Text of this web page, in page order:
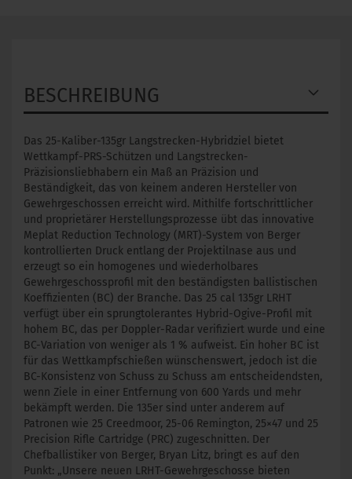
BESCHREIBUNG
Das 25-Kaliber-135gr Langstrecken-Hybridziel bietet
Wettkampf-PRS-Schützen und Langstrecken-
Präzisionsliebhabern ein Maß an Präzision und
Beständigkeit, das von keinem anderen Hersteller von
Gewehrgeschossen erreicht wird. Mithilfe fortschrittlicher
und proprietärer Herstellungsprozesse übt das innovative
Meplat Reduction Technology (MRT)-System von Berger
kontrollierten Druck entlang der Projektilnase aus und
erzeugt so ein homogenes und wiederholbares
Gewehrgeschossprofil mit den beständigsten ballistischen
Koeffizienten (BC) der Branche. Das 25 cal 135gr LRHT
verfügt über ein sprungtolerantes Hybrid-Ogive-Profil mit
hohem BC, das per Doppler-Radar verifiziert wurde und eine
BC-Variation von weniger als 1 % aufweist. Ein hoher BC ist
für das Wettkampfschießen wünschenswert, jedoch ist die
BC-Konsistenz von Schuss zu Schuss am entscheidendsten,
wenn Ziele in einer Entfernung von 600 Yards und mehr
bekämpft werden. Die 135er sind unter anderem auf
Patronen wie 25 Creedmoor, 25-06 Remington, 25×47 und 25
Precision Rifle Cartridge (PRC) zugeschnitten. Der
Chefballistiker von Berger, Bryan Litz, bringt es auf den
Punkt: „Unsere neuen LRHT-Gewehrgeschosse bieten